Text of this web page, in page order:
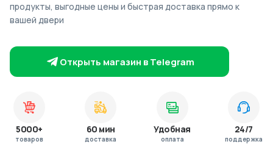
продукты, выгодные цены и быстрая доставка прямо к
вашей двери
Открыть магазин в Telegram
5000+
товаров
60 мин
доставка
Удобная
оплата
24/7
поддержка